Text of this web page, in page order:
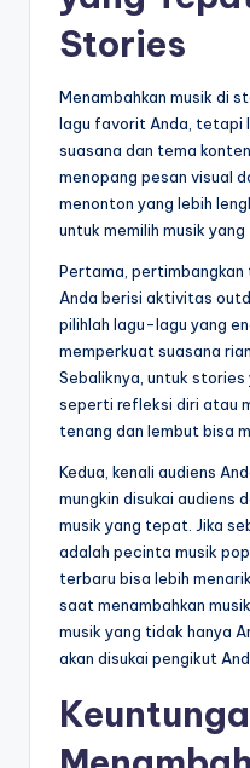
Stories
Menambahkan musik di
lagu favorit Anda, tetapi
suasana dan tema
menopang pesan visual
menonton yang lebih
untuk memilih musik
Pertama,
Anda berisi aktivitas
pilihlah lagu-lagu yang
memperkuat suasana
Sebaliknya, untuk
seperti refleksi diri atau
tenang dan lembut bisa
Kedua, kenali audiens
mungkin disukai audiens
musik yang tepat. Jika
adalah pecinta musik
terbaru bisa lebih
saat menambahkan
musik yang tidak hanya
akan disukai pengikut